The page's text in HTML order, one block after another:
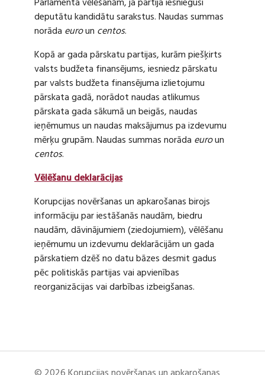
deputātu kandidātu sarakstus. Naudas summas
norāda euroun centos.
Kopā ar gada pārskatu partijas, kurām piešķirts
valsts budžeta finansējums, iesniedz pārskatu
par valsts budžeta finansējuma izlietojumu
pārskata gadā, norādot naudas atlikumus
pārskata gada sākumā un beigās, naudas
ieņēmumus un naudas maksājumus pa izdevumu
mērķu grupām. Naudas summas norāda euroun
centos.
Vēlēšanu deklarācijas
Korupcijas novēršanas un apkarošanas birojs
informāciju par iestāšanās naudām, biedru
naudām, dāvinājumiem (ziedojumiem), vēlēšanu
ieņēmumu un izdevumu deklarācijām un gada
pārskatiem dzēš no datu bāzes desmit gadus
pēc politiskās partijas vai apvienības
reorganizācijas vai darbības izbeigšanas.